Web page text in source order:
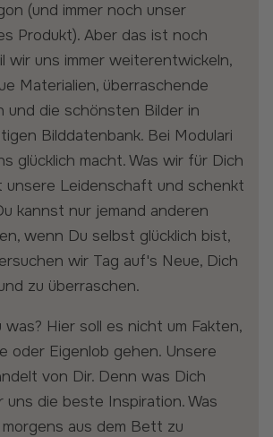
(und immer noch unser
Produkt). Aber das ist noch
wir uns immer weiterentwickeln,
Materialien, überraschende
und die schönsten Bilder in
Bilddatenbank. Bei Modulari
glücklich macht. Was wir für Dich
unsere Leidenschaft und schenkt
kannst nur jemand anderen
wenn Du selbst glücklich bist,
wir Tag auf's Neue, Dich
zu überraschen.
oder Eigenlob gehen. Unsere
von Dir. Denn was Dich
die beste Inspiration. Was
aus dem Bett zu